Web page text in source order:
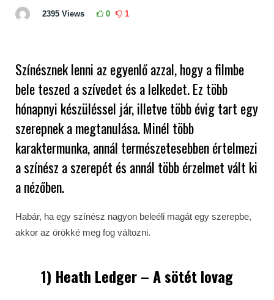
2395 Views 0 1
Színésznek lenni az egyenlő azzal, hogy a filmbe
bele teszed a szívedet és a lelkedet. Ez több
hónapnyi készüléssel jár, illetve több évig tart egy
szerepnek a megtanulása. Minél több
karaktermunka, annál természetesebben értelmezi
a színész a szerepét és annál több érzelmet vált ki
a nézőben.
Habár, ha egy színész nagyon beleéli magát egy szerepbe,
akkor az örökké meg fog változni.
1) Heath Ledger – A sötét lovag